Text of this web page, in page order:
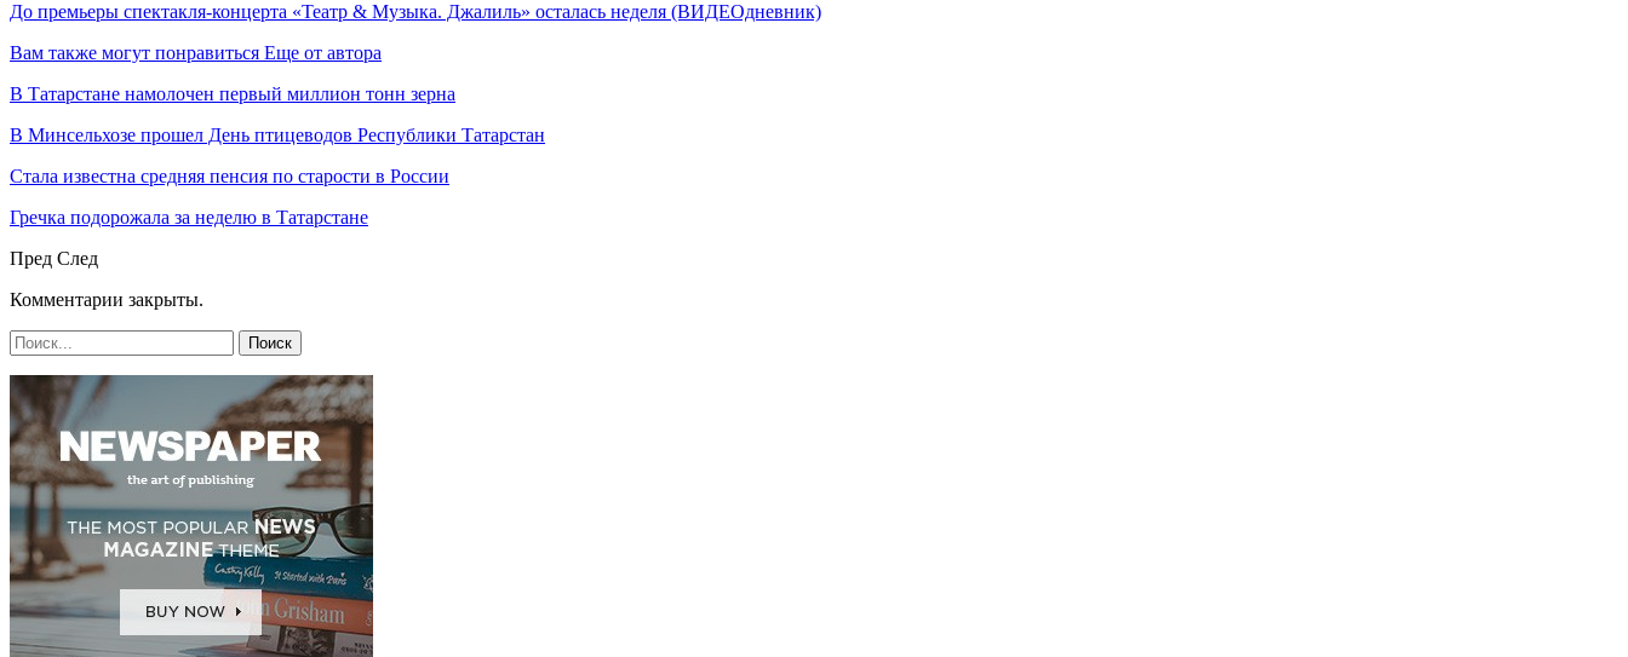
До премьеры спектакля-концерта «Театр & Музыка. Джалиль» осталась неделя (ВИДЕОдневник)
Вам также могут понравиться Еще от автора
В Татарстане намолочен первый миллион тонн зерна
В Минсельхозе прошел День птицеводов Республики Татарстан
Стала известна средняя пенсия по старости в России
Гречка подорожала за неделю в Татарстане
Пред След
Комментарии закрыты.